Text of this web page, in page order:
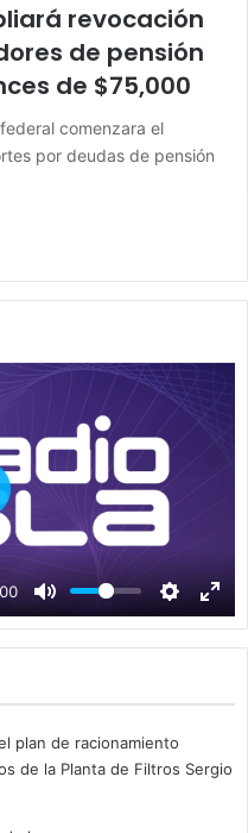
revocación
de pensión
de $75,000
comenzara el
por deudas de pensión
plan de racionamiento
de la Planta de Filtros Sergio